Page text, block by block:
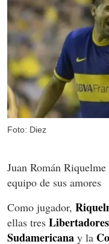
Foto: Diez
Juan Román
equipo de sus amores
Como jugador,
ellas tres Libertadores
Sudamericana y la